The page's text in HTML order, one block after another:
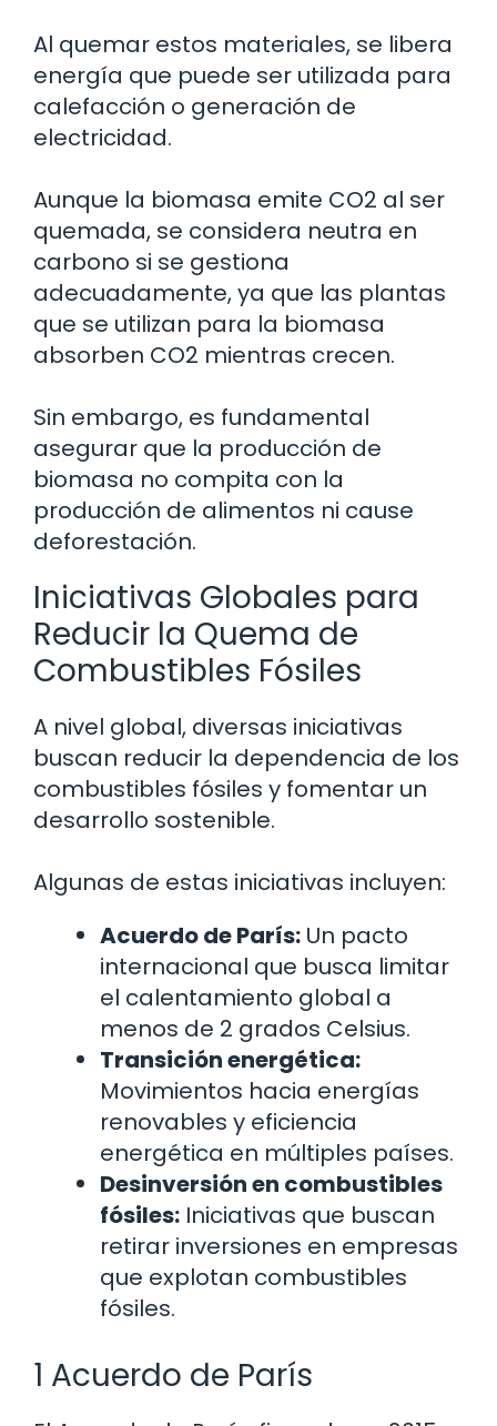
Al quemar estos materiales, se libera
energía que puede ser utilizada para
calefacción o generación de
electricidad.
Aunque la biomasa emite CO2 al ser
quemada, se considera neutra en
carbono si se gestiona
adecuadamente, ya que las plantas
que se utilizan para la biomasa
absorben CO2 mientras crecen.
Sin embargo, es fundamental
asegurar que la producción de
biomasa no compita con la
producción de alimentos ni cause
deforestación.
Iniciativas Globales para
Reducir la Quema de
Combustibles Fósiles
A nivel global, diversas iniciativas
buscan reducir la dependencia de los
combustibles fósiles y fomentar un
desarrollo sostenible.
Algunas de estas iniciativas incluyen:
Acuerdo de París: Un pacto
internacional que busca limitar
el calentamiento global a
menos de 2 grados Celsius.
Transición energética:
Movimientos hacia energías
renovables y eficiencia
energética en múltiples países.
Desinversión en combustibles
fósiles: Iniciativas que buscan
retirar inversiones en empresas
que explotan combustibles
fósiles.
1 Acuerdo de París